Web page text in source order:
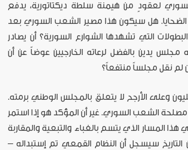
لعقودٍ من هيمنة سلطة ديكتاتورية، يدفع
الضحايا. هل سيكون هذا مصير الشعب السوري بعد
التي تشهدها الشوارع السورية؟ أن يصادر
مجلس يدين بالفضل لرعاته الخارجيين عوضاً عن أن
لم نقل مجلساً منتفعاً؟
وعلى الأرجح لا يتعلق بالمجلس الوطني برمته.
مصلحة الشعب السوري. غير أن المؤكد هو إذا استمر
المسار الذي يتسم بالغباء والتبعية والمقاربة
التاريخ سيسجل أن النظام القمعي تم إستبداله –